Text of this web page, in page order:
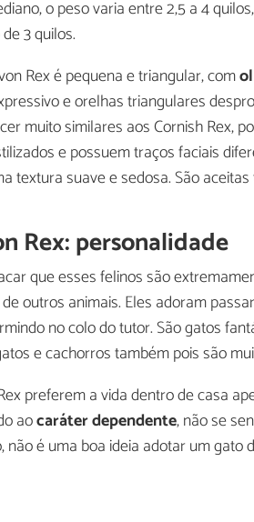
o peso varia entre 2,5 a 4
3 quilos.
Rex é pequena e triangular, com
e orelhas triangulares
muito similares aos Cornish Rex,
e possuem traços faciais
textura suave e sedosa. São
Rex: personalidade
que esses felinos são
outros animais. Eles adoram
no colo do tutor. São gatos
e cachorros também pois são
preferem a vida dentro de casa
aocaráter dependente, não se
não é uma boa ideia adotar um